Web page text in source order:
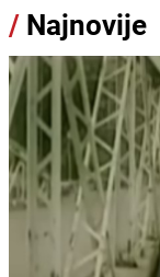
/ Najnovije